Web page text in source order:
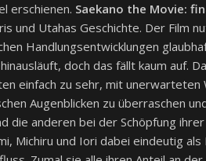
erschienen. Saekano the Movie:
und Utahas Geschichte. Der Film
Handlungsentwicklungen
doch das fällt kaum auf.
einfach zu sehr, mit unerwarteten
Augenblicken zu überraschen
die anderen bei der Schöpfung
Michiru und Iori dabei eindeutig